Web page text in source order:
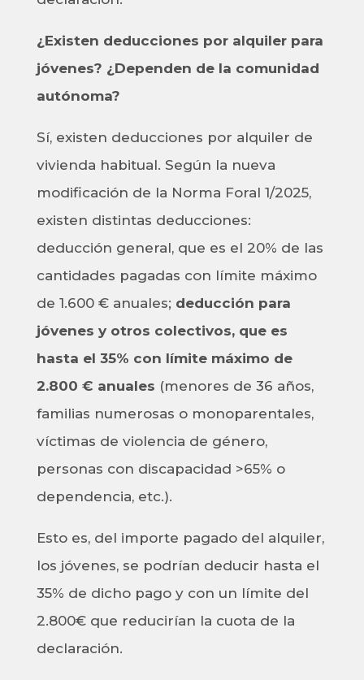
¿Existen deducciones por alquiler para
jóvenes? ¿Dependen de la comunidad
autónoma?
Sí, existen deducciones por alquiler de
vivienda habitual. Según la nueva
modificación de la Norma Foral 1/2025,
existen distintas deducciones:
deducción general, que es el 20% de las
cantidades pagadas con límite máximo
de 1.600 € anuales; deducción para
jóvenes y otros colectivos, que es
hasta el 35% con límite máximo de
2.800 € anuales (menores de 36 años,
familias numerosas o monoparentales,
víctimas de violencia de género,
personas con discapacidad >65% o
dependencia, etc.).
Esto es, del importe pagado del alquiler,
los jóvenes, se podrían deducir hasta el
35% de dicho pago y con un límite del
2.800€ que reducirían la cuota de la
declaración.